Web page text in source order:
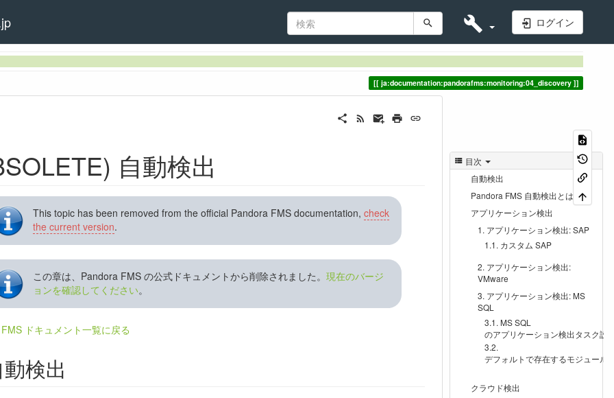
ログイン
ja:documentation:pandorafms:monitoring:04_discovery
目次
自動検出
Pandora FMS 自動検出とは
アプリケーション検出
アプリケーション検出: SAP
カスタム SAP
アプリケーション検出:
VMware
アプリケーション検出: MS
SQL
MS SQL
のアプリケーション検出タスク設
デフォルトで存在するモジュール
クラウド検出
自動検出
This topic has been removed from the official Pandora FMS documentation, check
the current version.
この章は、Pandora FMS の公式ドキュメントから削除されました。 現在のバージ
ョンを確認してください。
ドキュメント一覧に戻る
動検出